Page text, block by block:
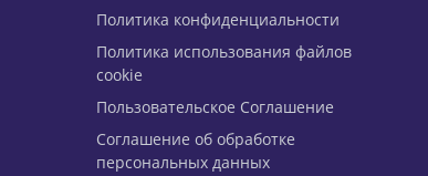
Политика конфиденциальности
Политика использования файлов
cookie
Пользовательское Соглашение
Соглашение об обработке
персональных данных